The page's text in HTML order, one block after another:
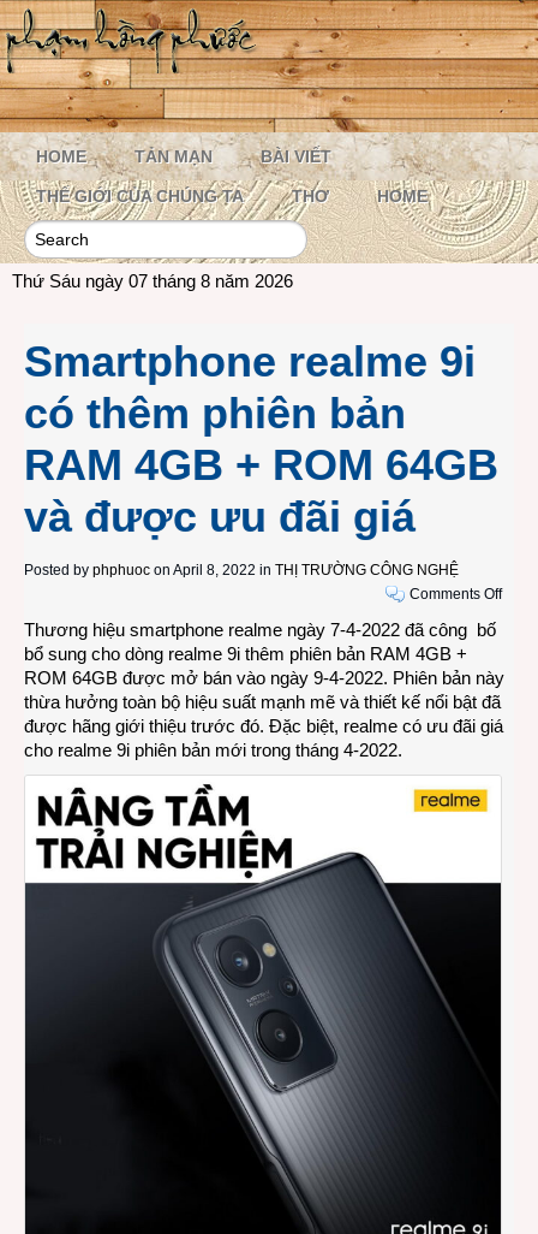
HOME TẢN MẠN BÀI VIẾT
THẾ GIỚI CỦA CHÚNG TA THƠ HOME
Thứ Sáu ngày 07 tháng 8 năm 2026
Smartphone realme 9i
có thêm phiên bản
RAM 4GB + ROM 64GB
và được ưu đãi giá
Posted by phphuoc on April 8, 2022 in THỊ TRƯỜNG CÔNG NGHỆ
Comments Offon
thêm
phiên
Thương hiệu smartphone realme ngày 7-4-2022 đã công bố
bổ sung cho dòng realme 9i thêm phiên bản RAM 4GB +
ROM 64GB được mở bán vào ngày 9-4-2022. Phiên bản này
thừa hưởng toàn bộ hiệu suất mạnh mẽ và thiết kế nổi bật đã
được hãng giới thiệu trước đó. Đặc biệt, realme có ưu đãi giá
cho realme 9i phiên bản mới trong tháng 4-2022.